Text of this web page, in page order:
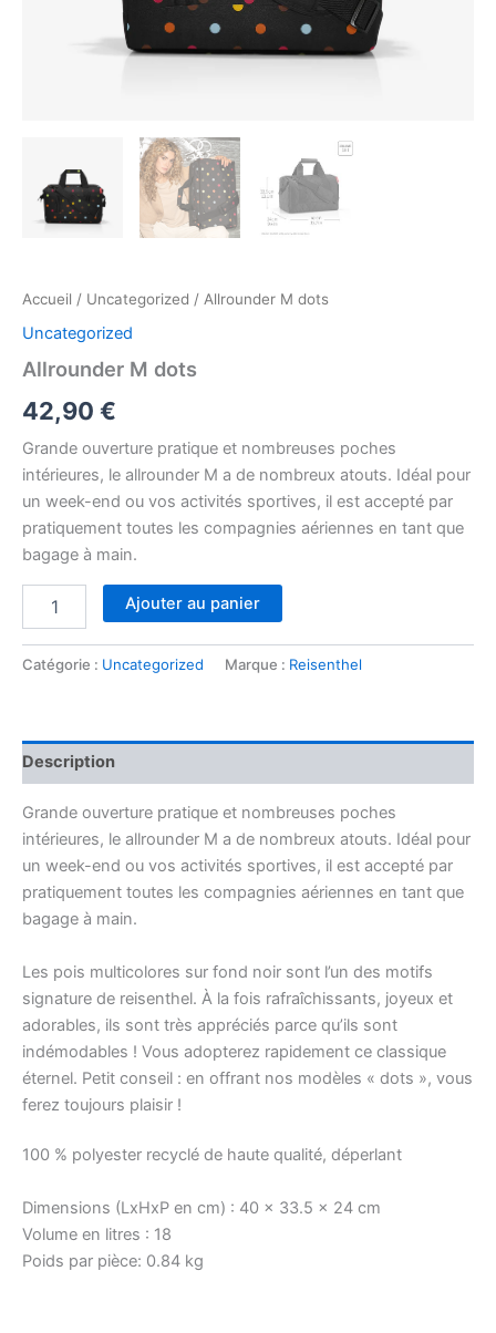
Accueil / Uncategorized / Allrounder M dots
Uncategorized
Allrounder M dots
42,90 €
Grande ouverture pratique et nombreuses poches
intérieures, le allrounder M a de nombreux atouts. Idéal pour
un week-end ou vos activités sportives, il est accepté par
pratiquement toutes les compagnies aériennes en tant que
bagage à main.
M
Ajouter au panier
Catégorie : Uncategorized Marque : Reisenthel
Description
Grande ouverture pratique et nombreuses poches
intérieures, le allrounder M a de nombreux atouts. Idéal pour
un week-end ou vos activités sportives, il est accepté par
pratiquement toutes les compagnies aériennes en tant que
bagage à main.
Les pois multicolores sur fond noir sont l’un des motifs
signature de reisenthel. À la fois rafraîchissants, joyeux et
adorables, ils sont très appréciés parce qu’ils sont
indémodables ! Vous adopterez rapidement ce classique
éternel. Petit conseil : en offrant nos modèles « dots », vous
ferez toujours plaisir !
100 % polyester recyclé de haute qualité, déperlant
Dimensions (LxHxP en cm) : 40 x 33.5 x 24 cm
Volume en litres : 18
Poids par pièce: 0.84 kg